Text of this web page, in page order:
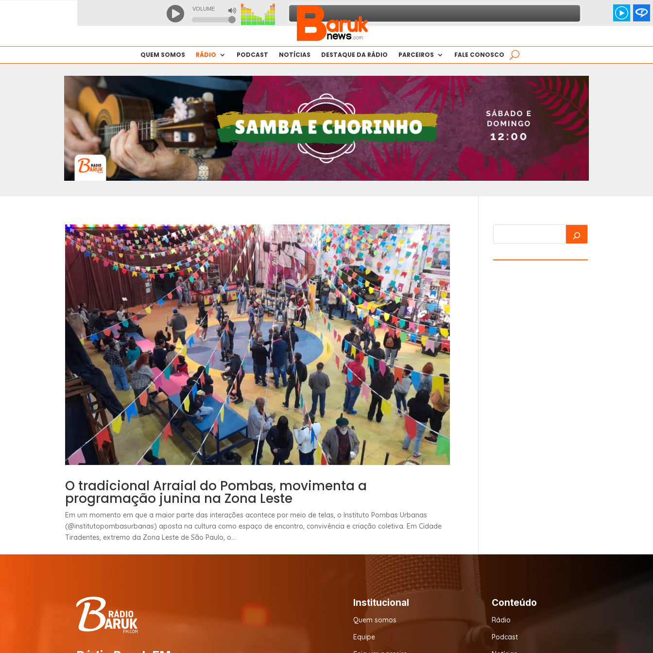
QUEM SOMOS RÁDIO PODCAST NOTÍCIAS DESTAQUE DA RÁDIO PARCEIROS FALE CONOSCO
O tradicional Arraial do Pombas, movimenta a
programação junina na Zona Leste
Em um momento em que a maior parte das interações acontece por meio de telas, o Instituto Pombas Urbanas
(@institutopombasurbanas) aposta na cultura como espaço de encontro, convivência e criação coletiva. Em Cidade
Tiradentes, extremo da Zona Leste de São Paulo, o...
Institucional
Quem somos
Equipe
Conteúdo
Rádio
Podcast